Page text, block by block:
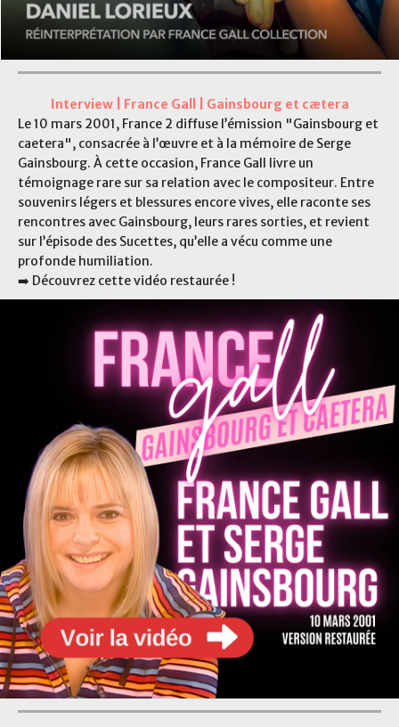
Interview | France Gall | Gainsbourg et cætera
Le 10 mars 2001, France 2 diffuse l’émission "Gainsbourg et
caetera", consacrée à l’œuvre et à la mémoire de Serge
Gainsbourg. À cette occasion, France Gall livre un
témoignage rare sur sa relation avec le compositeur. Entre
souvenirs légers et blessures encore vives, elle raconte ses
rencontres avec Gainsbourg, leurs rares sorties, et revient
sur l’épisode des Sucettes, qu’elle a vécu comme une
profonde humiliation.
➡️ Découvrez cette vidéo restaurée !